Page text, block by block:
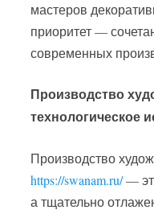
мастеров
приоритет —
современных
Производство
технологическое
Производство
https://swanam.ru/—
а тщательно